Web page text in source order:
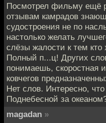
Посмотрел фильму ещё
отзывам камрадов
судостроения не по
настолько желать
слёзы жалости к тем кто
Полный п...ц! Других
понимаешь, скоростная
ковчегов
Нет слов. Интересно,
Поднебесной за
magadan »